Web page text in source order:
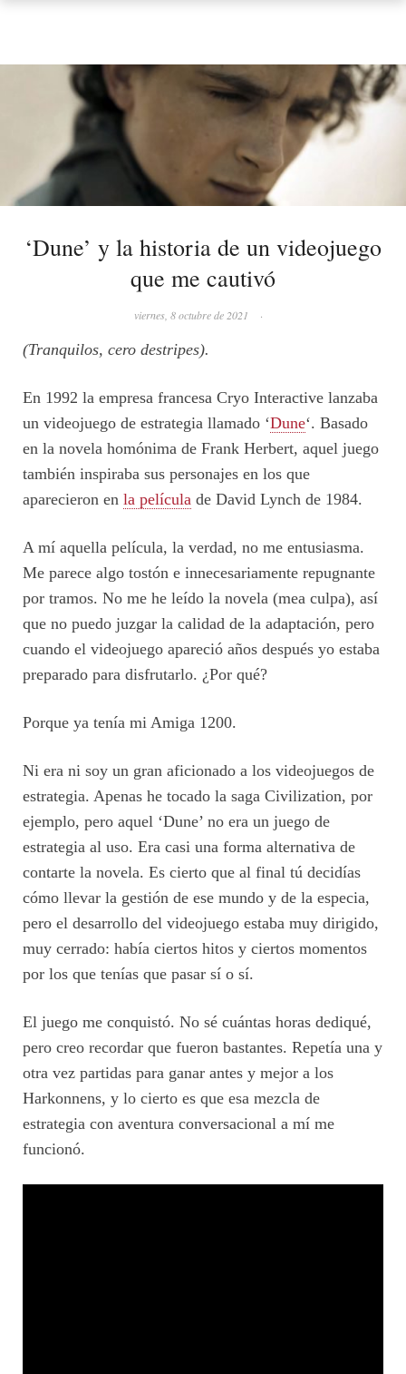
‘Dune’ y la historia de un videojuego
que me cautivó
viernes, 8 octubre de 2021 ·
(Tranquilos, cero destripes).
En 1992 la empresa francesa Cryo Interactive lanzaba
un videojuego de estrategia llamado ‘Dune‘. Basado
en la novela homónima de Frank Herbert, aquel juego
también inspiraba sus personajes en los que
aparecieron en la película de David Lynch de 1984.
A mí aquella película, la verdad, no me entusiasma.
Me parece algo tostón e innecesariamente repugnante
por tramos. No me he leído la novela (mea culpa), así
que no puedo juzgar la calidad de la adaptación, pero
cuando el videojuego apareció años después yo estaba
preparado para disfrutarlo. ¿Por qué?
Porque ya tenía mi Amiga 1200.
Ni era ni soy un gran aficionado a los videojuegos de
estrategia. Apenas he tocado la saga Civilization, por
ejemplo, pero aquel ‘Dune’ no era un juego de
estrategia al uso. Era casi una forma alternativa de
contarte la novela. Es cierto que al final tú decidías
cómo llevar la gestión de ese mundo y de la especia,
pero el desarrollo del videojuego estaba muy dirigido,
muy cerrado: había ciertos hitos y ciertos momentos
por los que tenías que pasar sí o sí.
El juego me conquistó. No sé cuántas horas dediqué,
pero creo recordar que fueron bastantes. Repetía una y
otra vez partidas para ganar antes y mejor a los
Harkonnens, y lo cierto es que esa mezcla de
estrategia con aventura conversacional a mí me
funcionó.